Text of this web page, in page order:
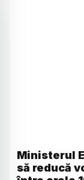
Ministerul
să reducă